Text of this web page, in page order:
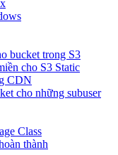
bucket trong S3
cho S3 Static
CDN
cho những subuser
Class
thành